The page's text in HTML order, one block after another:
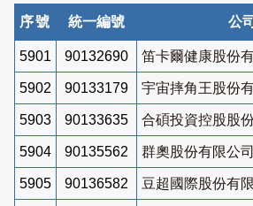
序號 統一編號 公
5901 90132690 笛卡爾健康股份
5902 90133179 宇宙摔角王股份
5903 90133635 合碩投資控股股
5904 90135562 群奧股份有限公司
5905 90136582 豆超國際股份有